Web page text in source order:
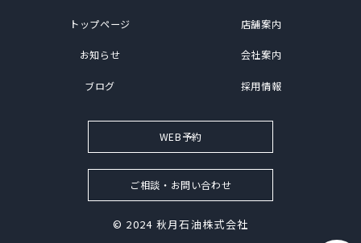
トップページ 店舗案内
お知らせ 会社案内
ブログ 採用情報
WEB予約
ご相談・お問い合わせ
© 2024 秋月石油株式会社